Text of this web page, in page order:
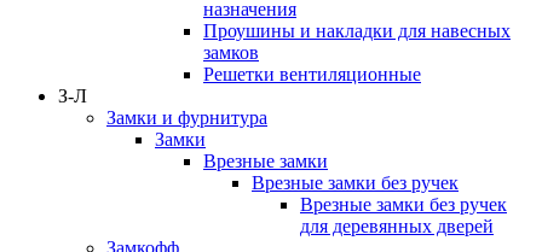
назначения
Проушины и накладки для навесных
замков
Решетки вентиляционные
З-Л
Замки и фурнитура
Замки
Врезные замки
Врезные замки без ручек
Врезные замки без ручек
для деревянных дверей